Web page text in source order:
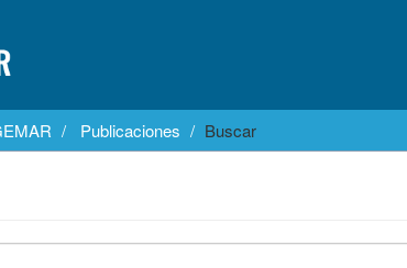
Publicaciones Buscar